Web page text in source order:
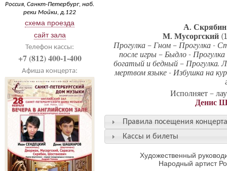
Россия, Санкт-Петербург, наб.
реки Мойки, д.122
схема проезда
сайт зала
Телефон кассы:
+7 (812) 400-1-400
Афиша концерта:
А.
М. Мусоргский
Прогулка – Гном – Прогулка -
после игры – Быдло -
богатый и бедный –
мертвом языке - Избушка на
Исполняет –
Денис
Правила посещения
Кассы и билеты
Художественный
Народный артист